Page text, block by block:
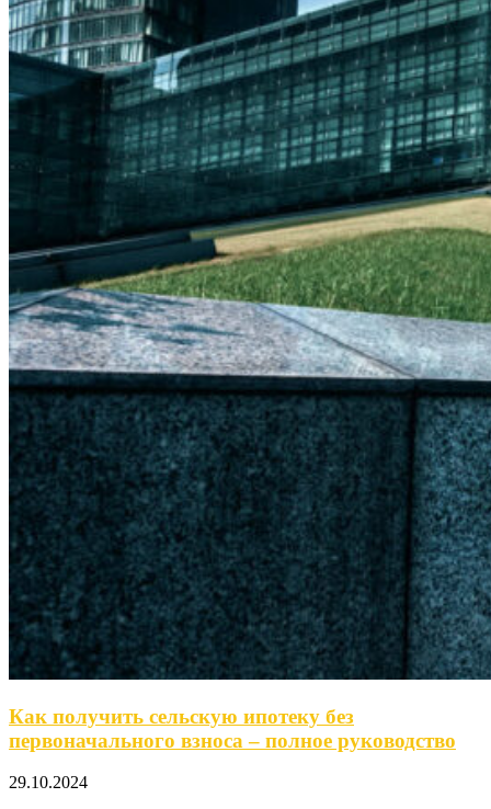
Как получить сельскую ипотеку без
первоначального взноса – полное руководство
29.10.2024